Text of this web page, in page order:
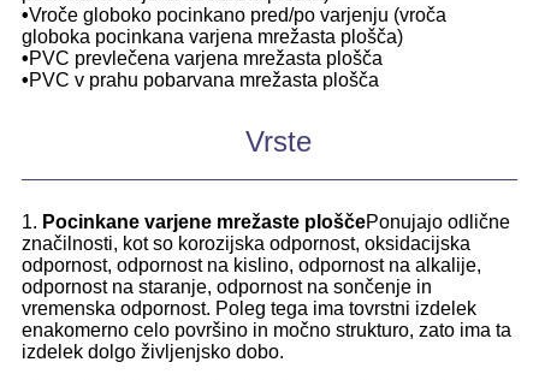
•Vroče globoko pocinkano pred/po varjenju (vroča
globoka pocinkana varjena mrežasta plošča)
•PVC prevlečena varjena mrežasta plošča
•PVC v prahu pobarvana mrežasta plošča
Vrste
1. Pocinkane varjene mrežaste ploščePonujajo odlične
značilnosti, kot so korozijska odpornost, oksidacijska
odpornost, odpornost na kislino, odpornost na alkalije,
odpornost na staranje, odpornost na sončenje in
vremenska odpornost. Poleg tega ima tovrstni izdelek
enakomerno celo površino in močno strukturo, zato ima ta
izdelek dolgo življenjsko dobo.